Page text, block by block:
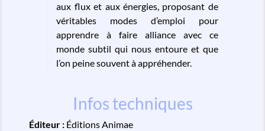
aux flux et aux énergies, proposant de
véritables modes d’emploi pour
apprendre à faire alliance avec ce
monde subtil qui nous entoure et que
l’on peine souvent à appréhender.
Infos techniques
Éditeur : Éditions Animae